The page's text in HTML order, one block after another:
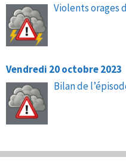
Violents orages
Vendredi 20 octobre 2023
Bilan de